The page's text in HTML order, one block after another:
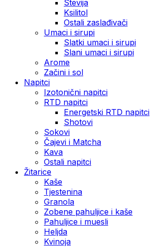
Stevija
Ksilitol
Ostali zaslađivači
Umaci i sirupi
Slatki umaci i sirupi
Slani umaci i sirupi
Arome
Začini i sol
Napitci
Izotonični napitci
RTD napitci
Energetski RTD napitci
Shotovi
Sokovi
Čajevi i Matcha
Kava
Ostali napitci
Žitarice
Kaše
Tjestenina
Granola
Zobene pahuljice i kaše
Pahuljice i muesli
Heljda
Kvinoja